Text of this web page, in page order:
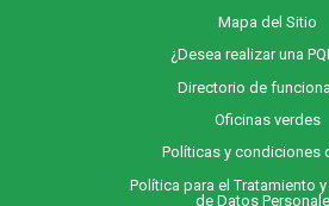
Mapa del Sitio
¿Desea realizar una
Directorio de
Oficinas verdes
Políticas y condiciones
Política para el Tratamiento
de Datos